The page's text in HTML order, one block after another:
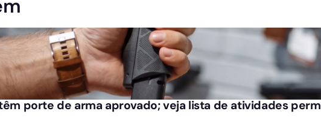
porte de arma aprovado; veja lista de atividades